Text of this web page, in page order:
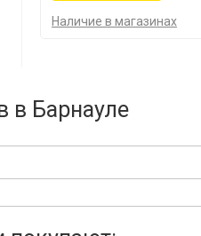
Наличие в магазинах
в Барнауле